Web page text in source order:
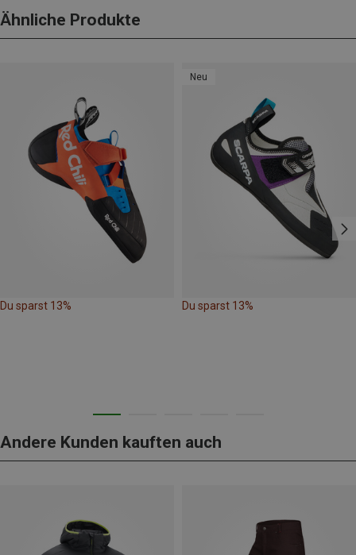
Ähnliche Produkte
Du sparst 13%
Neu
Du sparst 13%
Andere Kunden kauften auch